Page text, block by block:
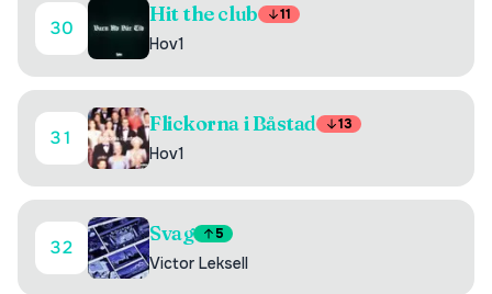
30
Hit the club 11
Hov1
31
Flickorna i Båstad 13
Hov1
32
Svag 5
Victor Leksell